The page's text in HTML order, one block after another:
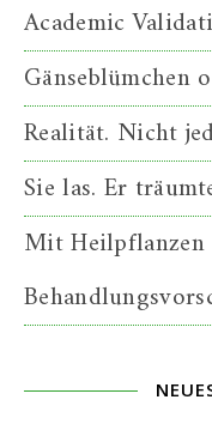
Academic
Gänseblümchen
Realität. Nicht
Sie las. Er
Mit